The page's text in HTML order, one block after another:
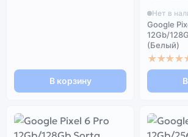
В корзину
Нет в
Google
12Gb/
(Белый)